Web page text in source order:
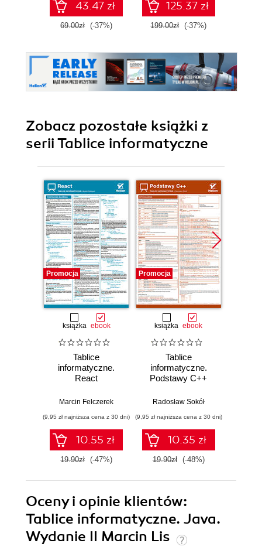
43.47 zł
69.00zł (-37%)
125.37 zł
199.00zł (-37%)
Zobacz pozostałe książki z
serii Tablice informatyczne
Promocja
książka ebook
Tablice
informatyczne.
React
Marcin Felczerek
(9,95 zł najniższa cena z 30 dni)
10.55 zł
19.90zł (-47%)
Promocja
książka ebook
Tablice
informatyczne.
Podstawy C++
Radosław Sokół
(9,95 zł najniższa cena z 30 dni)
10.35 zł
19.90zł (-48%)
Oceny i opinie klientów:
Tablice informatyczne. Java.
Wydanie II Marcin Lis